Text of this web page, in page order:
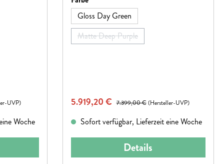
verfügbar.)
UVP)
Woche
Gloss Day Green
Matte Deep Purple
(Diese Option ist zurzeit nicht verfügbar.)
Verkaufspreis:
5.919,20 € Regulärer Preis:
7.399,00 €(Hersteller-UVP)
Sofort verfügbar, Lieferzeit eine Woche
Details